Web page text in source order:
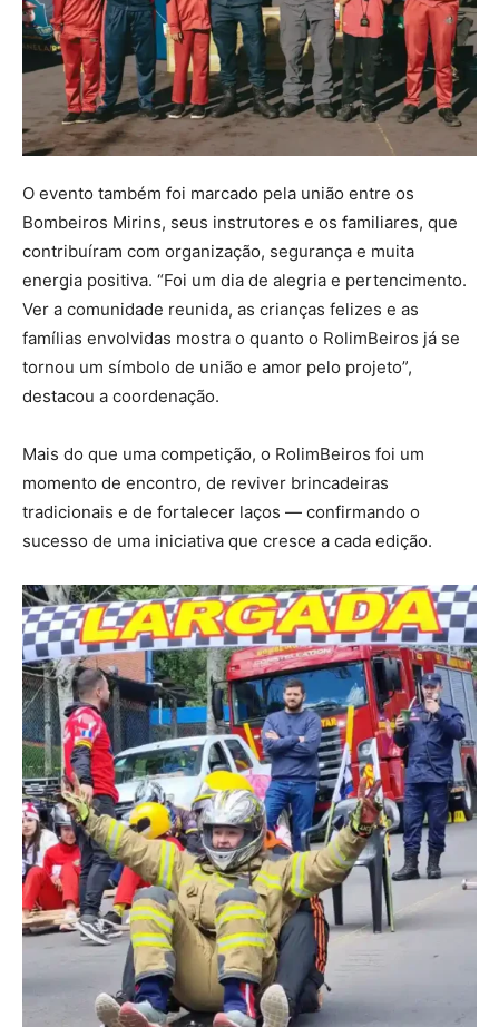
O evento também foi marcado pela união entre os
Bombeiros Mirins, seus instrutores e os familiares, que
contribuíram com organização, segurança e muita
energia positiva. “Foi um dia de alegria e pertencimento.
Ver a comunidade reunida, as crianças felizes e as
famílias envolvidas mostra o quanto o RolimBeiros já se
tornou um símbolo de união e amor pelo projeto”,
destacou a coordenação.
Mais do que uma competição, o RolimBeiros foi um
momento de encontro, de reviver brincadeiras
tradicionais e de fortalecer laços — confirmando o
sucesso de uma iniciativa que cresce a cada edição.